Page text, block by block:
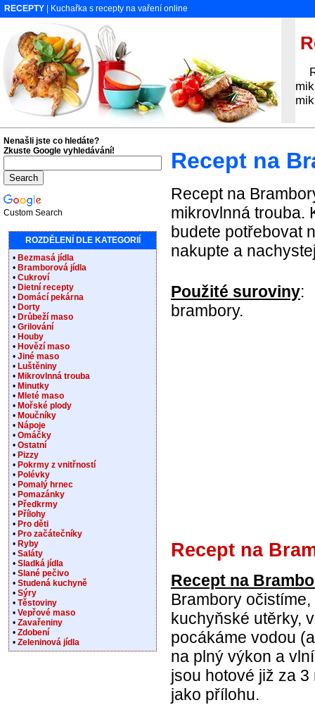
RECEPTY | Kuchařka s recepty na vaření online
Recept na
Recept na
mikrovlnná trouba.
budete potřebovat
nakupte a
Použité suroviny:
brambory.
Recept na
Recept na
Brambory
kuchyňské utěrky,
pocákáme vodou
na plný výkon a
jsou hotové již za
jako přílohu.
Nenašli jste co hledáte?
Zkuste Google vyhledávání!
Custom Search
ROZDĚLENÍ DLE KATEGORIÍ
• Bezmasá jídla
• Bramborová jídla
• Cukroví
• Dietní recepty
• Domácí pekárna
• Dorty
• Drůbeží maso
• Grilování
• Houby
• Hovězí maso
• Jiné maso
• Luštěniny
• Mikrovlnná trouba
• Minutky
• Mleté maso
• Mořské plody
• Moučníky
• Nápoje
• Omáčky
• Ostatní
• Pizzy
• Pokrmy z vnitřností
• Polévky
• Pomalý hrnec
• Pomazánky
• Předkrmy
• Přílohy
• Pro děti
• Pro začátečníky
• Ryby
• Saláty
• Sladká jídla
• Slané pečivo
• Studená kuchyně
• Sýry
• Těstoviny
• Vepřové maso
• Zavařeniny
• Zdobení
• Zeleninová jídla